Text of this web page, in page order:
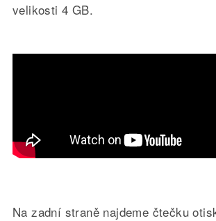
velikosti 4 GB.
Na zadní straně najdeme čtečku